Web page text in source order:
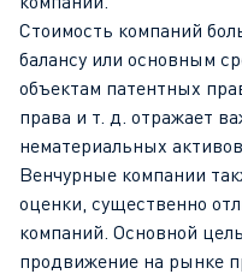
Стоимость компаний
балансу или основным
объектам патентных
права и т. д. отражает
нематериальных
Венчурные компании
оценки, существенно
компаний. Основной
продвижение на рынке